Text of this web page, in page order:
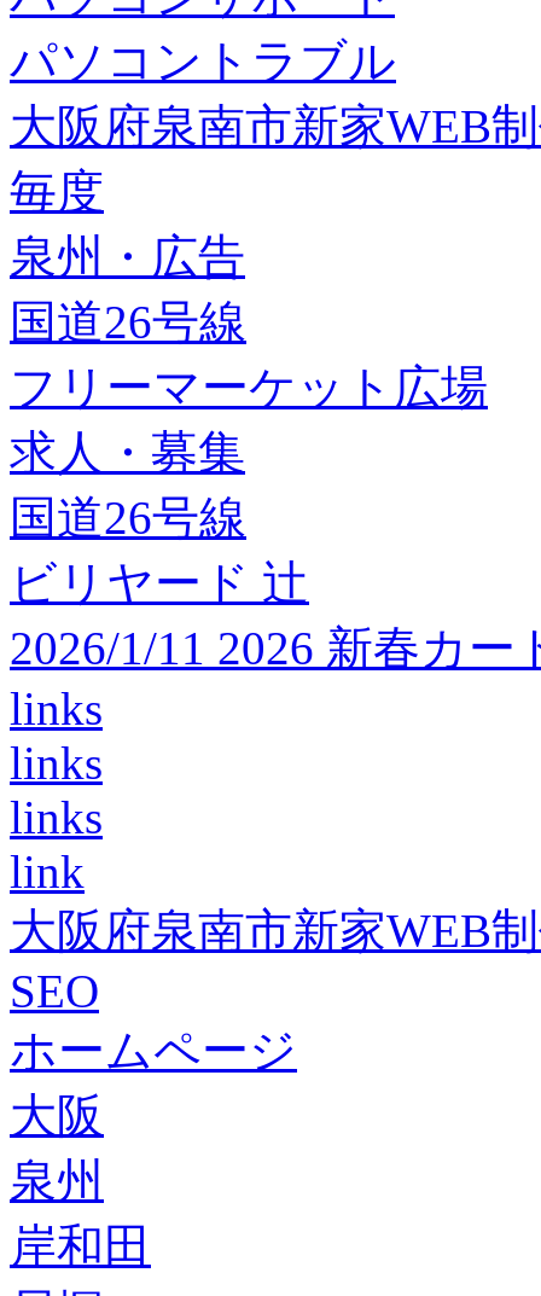
パソコントラブル
大阪府泉南市新家WEB
毎度
泉州・広告
国道26号線
フリーマーケット広場
求人・募集
国道26号線
ビリヤード 辻
2026/1/11 2026 新春カ
links
links
links
link
大阪府泉南市新家WEB
SEO
ホームページ
大阪
泉州
岸和田